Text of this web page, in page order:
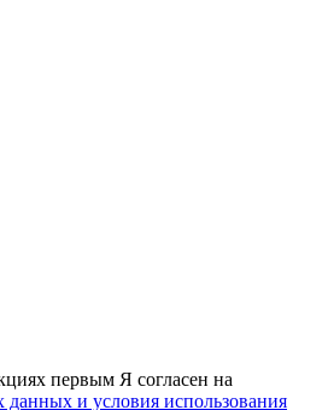
первым Я согласен на
данных и условия использования